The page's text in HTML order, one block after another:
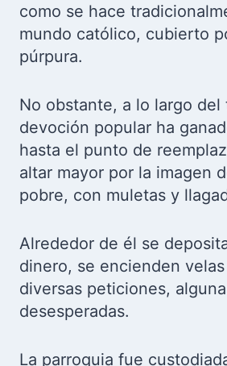
como se hace
mundo católico, cubierto
púrpura.
No obstante, a lo largo del
devoción popular ha
hasta el punto de
altar mayor por la imagen
pobre, con muletas y
Alrededor de él se
dinero, se encienden
diversas peticiones,
desesperadas.
La parroquia fue